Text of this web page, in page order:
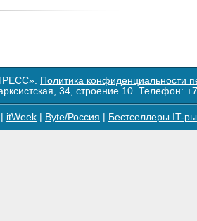
Политика конфиденциальности
34, строение 10. Телефон:
itWeek Byte/Россия Бестселлеры IT-